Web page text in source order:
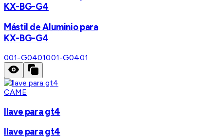
KX-BG-G4
Mástil de Aluminio para
KX-BG-G4
001-G0401001-G0401
CAME
llave para gt4
llave para gt4